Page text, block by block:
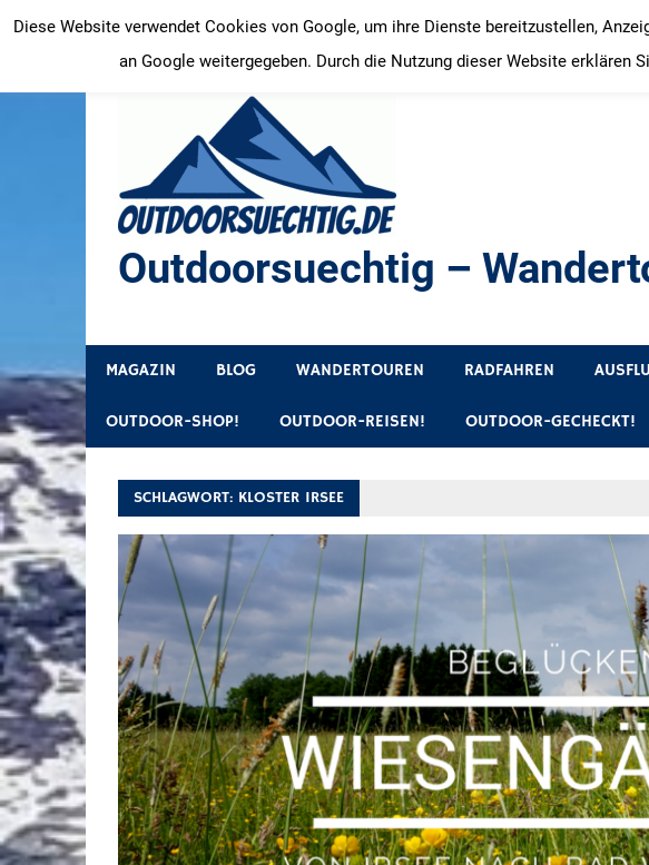
Inhalt
springen
Outdoorsuechtig –
MAGAZIN BLOG WANDERTOUREN RADFAHREN
OUTDOOR-SHOP! OUTDOOR-REISEN! OUTDOOR-GECHECKT!
SCHLAGWORT: KLOSTER IRSEE
Diese Website verwendet Cookies von Google, um ihre Dienste bereitzustellen,
an Google weitergegeben. Durch die Nutzung dieser Website erklären